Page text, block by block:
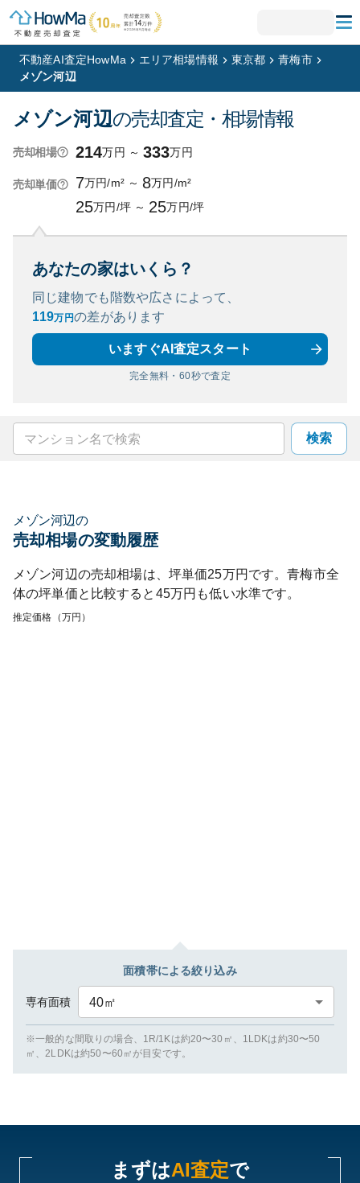
不動産AI査定HowMa エリア相場情報 東京都
青梅市
メゾン河辺
メゾン河辺の売却査定・相場情報
売却相場 214万円 ～ 333万円
売却単価 7万円/m² ～ 8万円/m²
25万円/坪 ～ 25万円/坪
あなたの家はいくら？
同じ建物でも階数や広さによって、
119万円の差があります
いますぐAI査定スタート
完全無料・60秒で査定
検索
メゾン河辺の
売却相場の変動履歴
メゾン河辺の売却相場は、坪単価25万円です。青梅市全
体の坪単価と比較すると 45万円も低い水準です。
推定価格（万円）
面積帯による絞り込み
専有面積 40㎡
※一般的な間取りの場合、1R/1Kは約20〜30㎡、1LDKは約30〜50
㎡、2LDKは約50〜60㎡が目安です。
まずはAI査定で